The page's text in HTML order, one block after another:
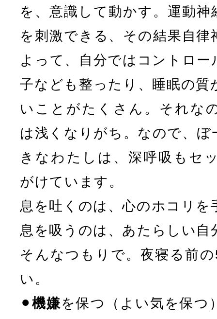
を、意識して動かす。運動
を刺激できる、その結果自
よって、自分ではコントロ
子なども整ったり、睡眠の質
いことがたくさん。それな
は浅くなりがち。なので、
きなわたしは、深呼吸もセ
がけています。
息を吐くのは、心のホコリを
息を吸うのは、あたらしい自
そんなつもりで。夜寝る前
い。
⚫︎機嫌を保つ（よい気を保つ